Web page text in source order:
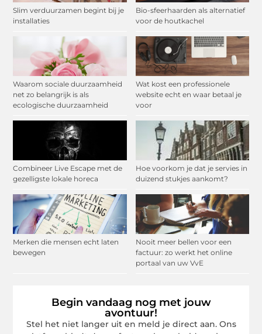
Slim verduurzamen begint bij je
installaties
Bio-sfeerhaarden als alternatief
voor de houtkachel
Waarom sociale duurzaamheid
net zo belangrijk is als
ecologische duurzaamheid
Wat kost een professionele
website echt en waar betaal je
voor
Combineer Live Escape met de
gezelligste lokale horeca
Hoe voorkom je dat je servies in
duizend stukjes aankomt?
Merken die mensen echt laten
bewegen
Nooit meer bellen voor een
factuur: zo werkt het online
portaal van uw VvE
Begin vandaag nog met jouw
avontuur!
Stel het niet langer uit en meld je direct aan. Ons